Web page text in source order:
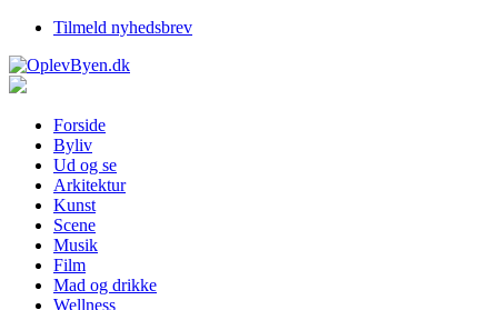
Tilmeld nyhedsbrev
Forside
Byliv
Ud og se
Arkitektur
Kunst
Scene
Musik
Film
Mad og drikke
Wellness